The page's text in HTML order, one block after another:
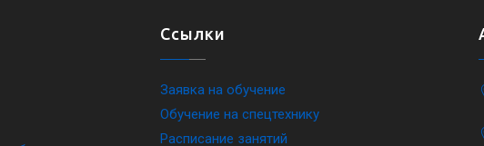
Ссылки
Заявка на обучение
Обучение на спецтехнику
Расписание занятий